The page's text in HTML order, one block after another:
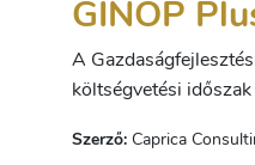
GINOP
A
költségvetési
Szerző: Caprica